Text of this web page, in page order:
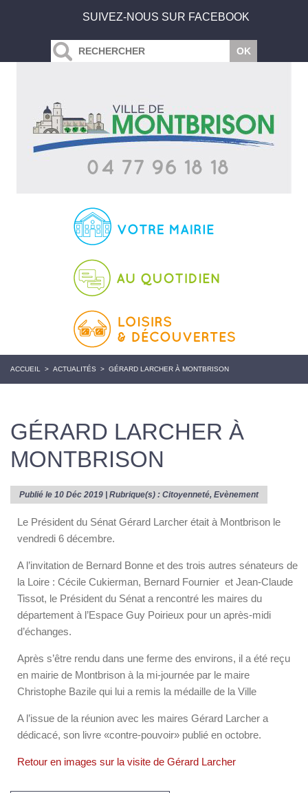
SUIVEZ-NOUS SUR FACEBOOK
ACCUEIL > ACTUALITÉS > GÉRARD LARCHER À MONTBRISON
GÉRARD LARCHER À
MONTBRISON
Publié le 10 Déc 2019 | Rubrique(s) : Citoyenneté, Evènement
Le Président du Sénat Gérard Larcher était à Montbrison le
vendredi 6 décembre.
A l’invitation de Bernard Bonne et des trois autres sénateurs de
la Loire : Cécile Cukierman, Bernard Fournier et Jean-Claude
Tissot, le Président du Sénat a rencontré les maires du
département à l’Espace Guy Poirieux pour un après-midi
d’échanges.
Après s’être rendu dans une ferme des environs, il a été reçu
en mairie de Montbrison à la mi-journée par le maire
Christophe Bazile qui lui a remis la médaille de la Ville
A l’issue de la réunion avec les maires Gérard Larcher a
dédicacé, son livre «contre-pouvoir» publié en octobre.
Retour en images sur la visite de Gérard Larcher